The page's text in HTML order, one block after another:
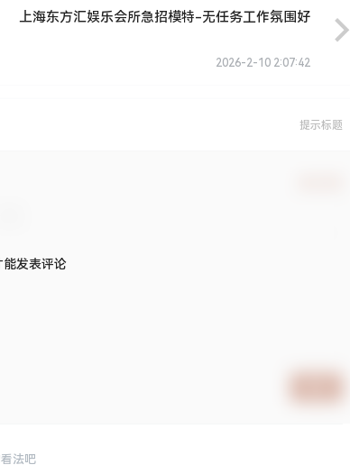
上海东方汇娱乐会所急招模特-无任务工作氛围好
2026-2-10 2:07:42
提示标题
能发表评论
法吧